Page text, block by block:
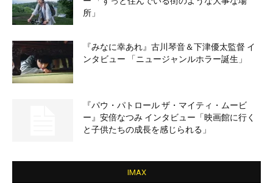
所」
『みなに幸あれ』古川琴音＆下津優太監督 イ
ンタビュー 「ニュージャンルホラー誕生」
『パウ・パトロール ザ・マイティ・ムービ
ー』安倍なつみ インタビュー「映画館に行く
と子供たちの成長を感じられる」
IMAX